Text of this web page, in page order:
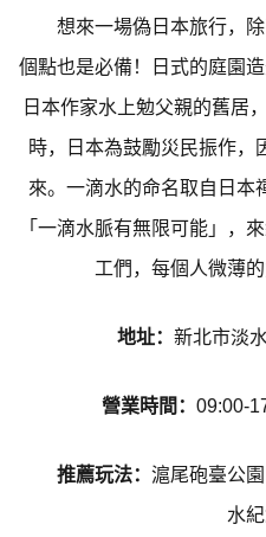
想來一場偽日本旅行，
個點也是必備！日式的庭園
日本作家水上勉父親的舊居
時，日本為鼓勵災民振作，
來。一滴水的命名取自日本
「一滴水脈有無限可能」，
工們，每個人微薄
地址： 新北市淡
營業時間： 09:00-
推薦玩法： 滬尾砲臺公
水